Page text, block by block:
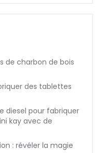
de charbon de bois
des tablettes
diesel pour fabriquer
kay avec de
: révéler la magie